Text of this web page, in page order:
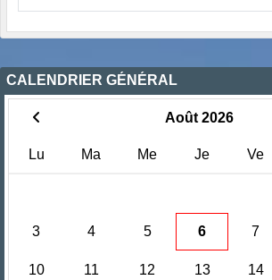
CALENDRIER GÉNÉRAL
Août 2026
Lu Ma Me Je Ve
3 4 5 6 7
10 11 12 13 14